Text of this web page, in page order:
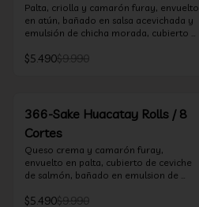
Palta, criolla y camarón furay, envuelto
en atún, bañado en salsa acevichada y
emulsión de chicha morada, cubierto
$5.490$9.990
366-Sake Huacatay Rolls / 8
Cortes
Queso crema y camarón furay,
envuelto en palta, cubierto de ceviche
de salmón, bañado en emulsion de
$5.490$9.990